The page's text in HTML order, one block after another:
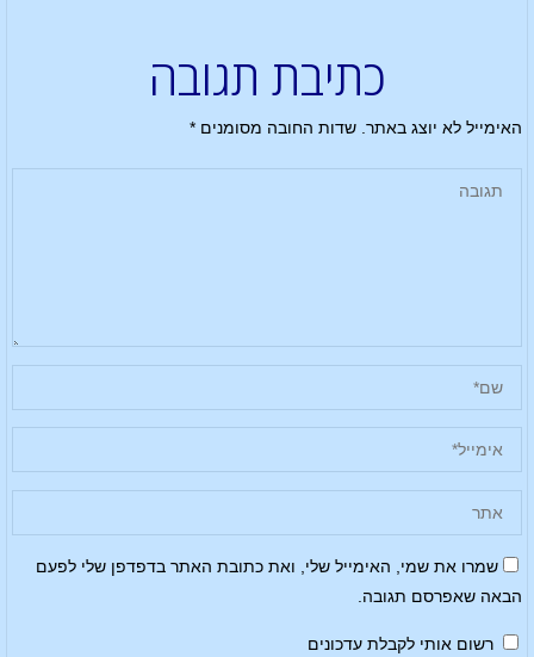
כתיבת תגובה
האימייל לא יוצג באתר. שדות החובה מסומנים*
שמרו את שמי, האימייל שלי, ואת כתובת האתר בדפדפן שלי לפעם
הבאה שאפרסם תגובה.
רשום אותי לקבלת עדכונים